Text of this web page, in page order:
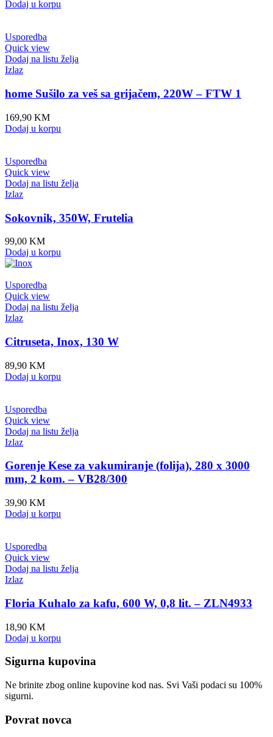
Dodaj u korpu
Usporedba
Quick view
Dodaj na listu želja
Izlaz
home Sušilo za veš sa grijačem, 220W – FTW 1
169,90 KM
Dodaj u korpu
Usporedba
Quick view
Dodaj na listu želja
Izlaz
Sokovnik, 350W, Frutelia
99,00 KM
Dodaj u korpu
Usporedba
Quick view
Dodaj na listu želja
Izlaz
Citruseta, Inox, 130 W
89,90 KM
Dodaj u korpu
Usporedba
Quick view
Dodaj na listu želja
Izlaz
Gorenje Kese za vakumiranje (folija), 280 x 3000
mm, 2 kom. – VB28/300
39,90 KM
Dodaj u korpu
Usporedba
Quick view
Dodaj na listu želja
Izlaz
Floria Kuhalo za kafu, 600 W, 0,8 lit. – ZLN4933
18,90 KM
Dodaj u korpu
Sigurna kupovina
Ne brinite zbog online kupovine kod nas. Svi Vaši podaci su 100%
sigurni.
Povrat novca